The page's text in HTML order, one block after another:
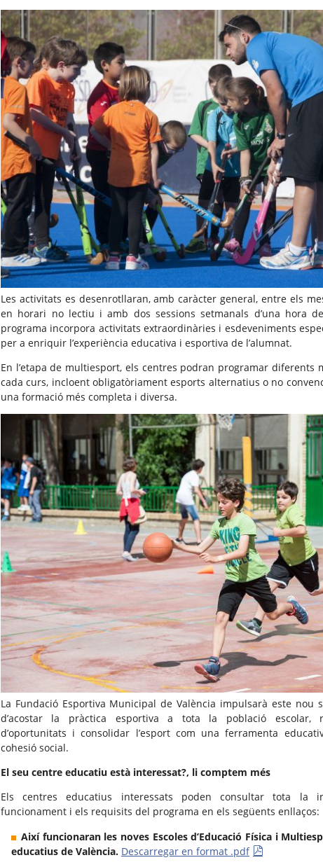
Les activitats es desenrotllaran, amb caràcter general, entre els
en horari no lectiu i amb dos sessions setmanals d’una hora
programa incorpora activitats extraordinàries i esdeveniments
per a enriquir l’experiència educativa i esportiva de l’alumnat.
En l’etapa de multiesport, els centres podran programar diferents
cada curs, incloent obligatòriament esports alternatius o no
una formació més completa i diversa.
La Fundació Esportiva Municipal de València impulsarà este nou
d’acostar la pràctica esportiva a tota la població escolar,
d’oportunitats i consolidar l’esport com una ferramenta
cohesió social.
El seu centre educatiu està interessat?, li comptem més
Els centres educatius interessats poden consultar tota la
funcionament i els requisits del programa en els següents enllaços:
Així funcionaran les noves Escoles d’Educació Física i
educatius de València. Descarregar en format .pdf